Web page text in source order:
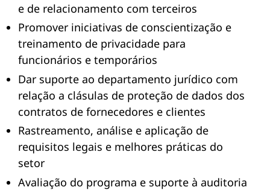
e de relacionamento com terceiros
Promover iniciativas de conscientização e
treinamento de privacidade para
funcionários e temporários
Dar suporte ao departamento jurídico com
relação a clásulas de proteção de dados dos
contratos de fornecedores e clientes
Rastreamento, análise e aplicação de
requisitos legais e melhores práticas do
setor
Avaliação do programa e suporte à auditoria